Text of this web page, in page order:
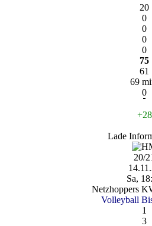
20
0
0
0
0
75
61
69
0
+28
Lade
20/
Sa,
Netzhoppers
Volleyball
1
3